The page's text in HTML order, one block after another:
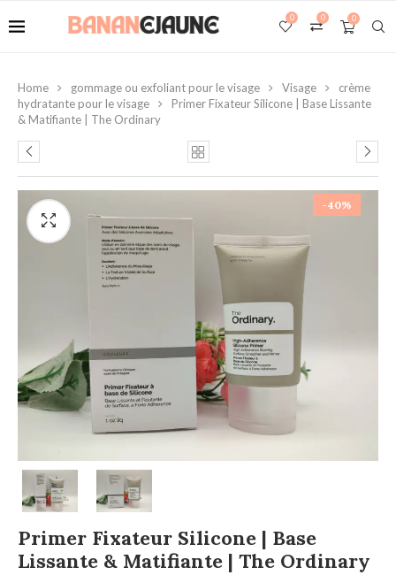
0
0
0
Home gommage ou exfoliant pour le visage Visage
crème
hydratante pour le visage
Primer Fixateur Silicone | Base Lissante
& Matifiante | The Ordinary
-40%
Primer Fixateur Silicone | Base
Lissante & Matifiante | The Ordinary